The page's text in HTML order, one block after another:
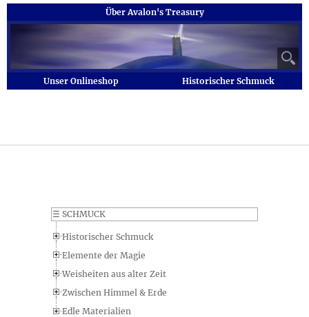
Über Avalon's Treasury
⚲
Unser Onlineshop Historischer Schmuck
☰ SCHMUCK
Historischer Schmuck
Elemente der Magie
Weisheiten aus alter Zeit
Zwischen Himmel & Erde
Edle Materialien